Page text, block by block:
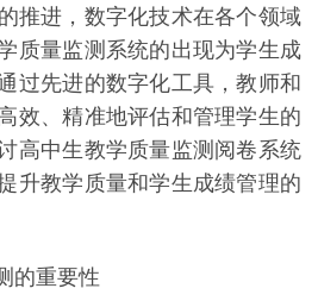
进，数字化技术在各个领域
质量监测系统的出现为学生成
过先进的数字化工具，教师和
效、精准地评估和管理学生的
高中生教学质量监测阅卷系统
升教学质量和学生成绩管理的
重要性